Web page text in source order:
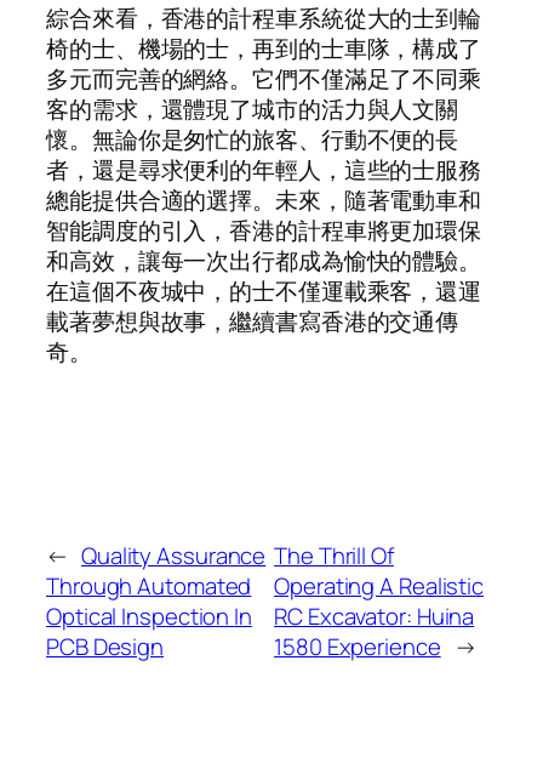
綜合來看，香港的計程車系統從大的士到輪
椅的士、機場的士，再到的士車隊，構成了
多元而完善的網絡。它們不僅滿足了不同乘
客的需求，還體現了城市的活力與人文關
懷。無論你是匆忙的旅客、行動不便的長
者，還是尋求便利的年輕人，這些的士服務
總能提供合適的選擇。未來，隨著電動車和
智能調度的引入，香港的計程車將更加環保
和高效，讓每一次出行都成為愉快的體驗。
在這個不夜城中，的士不僅運載乘客，還運
載著夢想與故事，繼續書寫香港的交通傳
奇。
← Quality Assurance
Through Automated
Optical Inspection In
PCB Design
The Thrill Of
Operating A Realistic
RC Excavator: Huina
1580 Experience →